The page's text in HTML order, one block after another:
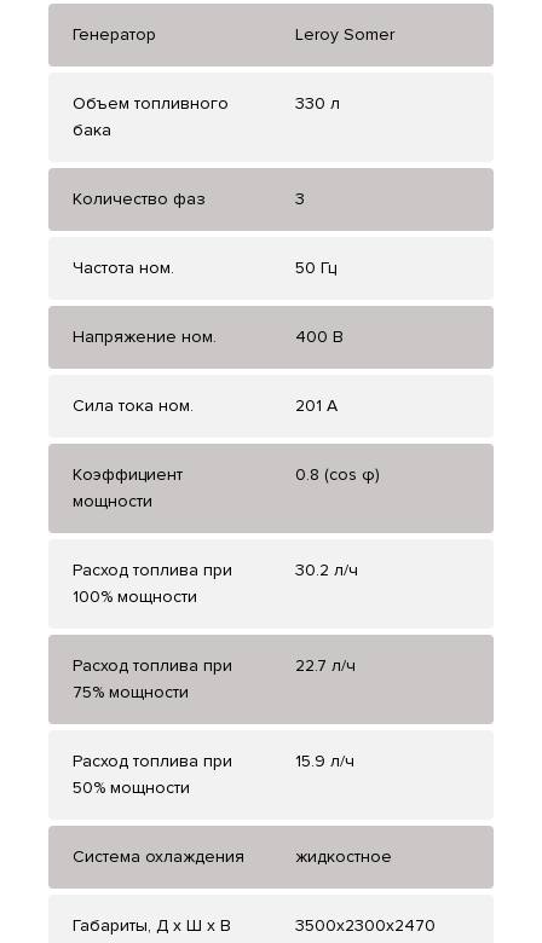
Генератор Leroy Somer
Объем топливного
бака
330 л
Количество фаз 3
Частота ном. 50 Гц
Напряжение ном. 400 В
Сила тока ном. 201 А
Коэффициент
мощности
0.8 (cos φ)
Расход топлива при
100% мощности
30.2 л/ч
Расход топлива при
75% мощности
22.7 л/ч
Расход топлива при
50% мощности
15.9 л/ч
Система охлаждения жидкостное
Габариты, Д x Ш x В 3500x2300x2470